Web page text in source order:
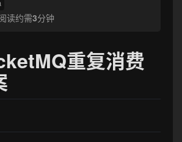
读约需3分钟
重复消费